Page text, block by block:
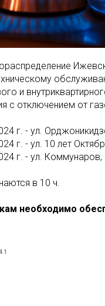
и
с отключением от
г. - ул.
г. - ул. 10 лет
г. - ул. Коммунаров,
в 10 ч.
необходимо